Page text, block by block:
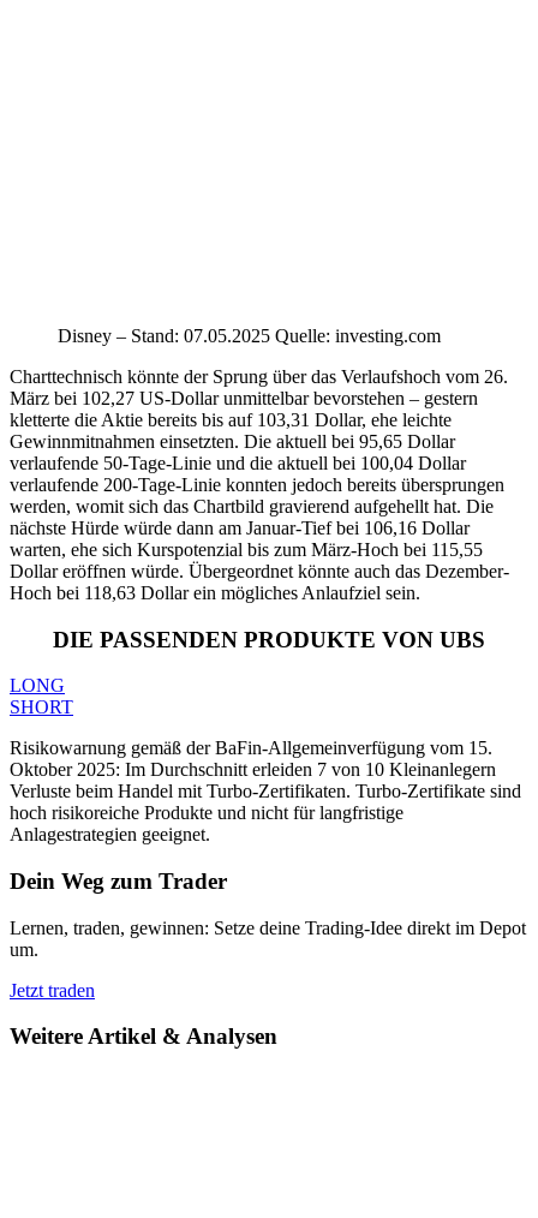
Disney – Stand: 07.05.2025 Quelle: investing.com
Charttechnisch könnte der Sprung über das Verlaufshoch vom 26.
März bei 102,27 US-Dollar unmittelbar bevorstehen – gestern
kletterte die Aktie bereits bis auf 103,31 Dollar, ehe leichte
Gewinnmitnahmen einsetzten. Die aktuell bei 95,65 Dollar
verlaufende 50-Tage-Linie und die aktuell bei 100,04 Dollar
verlaufende 200-Tage-Linie konnten jedoch bereits übersprungen
werden, womit sich das Chartbild gravierend aufgehellt hat. Die
nächste Hürde würde dann am Januar-Tief bei 106,16 Dollar
warten, ehe sich Kurspotenzial bis zum März-Hoch bei 115,55
Dollar eröffnen würde. Übergeordnet könnte auch das Dezember-
Hoch bei 118,63 Dollar ein mögliches Anlaufziel sein.
DIE PASSENDEN PRODUKTE VON UBS
LONG
SHORT
Risikowarnung gemäß der BaFin-Allgemeinverfügung vom 15.
Oktober 2025: Im Durchschnitt erleiden 7 von 10 Kleinanlegern
Verluste beim Handel mit Turbo-Zertifikaten. Turbo-Zertifikate sind
hoch risikoreiche Produkte und nicht für langfristige
Anlagestrategien geeignet.
Dein Weg zum Trader
Lernen, traden, gewinnen: Setze deine Trading-Idee direkt im Depot
um.
Jetzt traden
Weitere Artikel & Analysen